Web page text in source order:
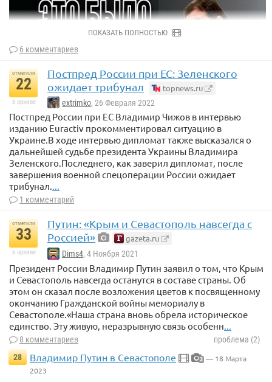
ПОКАЗАТЬ ПОЛНОСТЬЮ
6 комментариев
отметили
22
в архиве
Постпред России при ЕС: Зеленского
ожидает трибунал
topnews.ru
extrimko, 26 Февраля 2022
Постпред России при ЕС Владимир Чижов в интервью
изданию Euractiv прокомментировал ситуацию в
Украине.В ходе интервью дипломат также высказался о
дальнейшей судьбе президента Украины Владимира
Зеленского.Последнего, как заверил дипломат, после
завершения военной спецоперации России ожидает
трибунал....
1 комментарий
отметили
33
в архиве
Путин: «Крым и Севастополь навсегда с
Россией»
gazeta.ru
Dims4, 4 Ноября 2021
Президент России Владимир Путин заявил о том, что Крым
и Севастополь навсегда останутся в составе страны. Об
этом он сказал после возложения цветов к посвященному
окончанию Гражданской войны мемориалу в
Севастополе.«Наша страна вновь обрела историческое
единство. Эту живую, неразрывную связь особенн
8 комментариев
проблема (2)
28
Владимир Путин в Севастополе 3 — 18 Марта
2023